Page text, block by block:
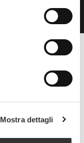
Mostra dettagli